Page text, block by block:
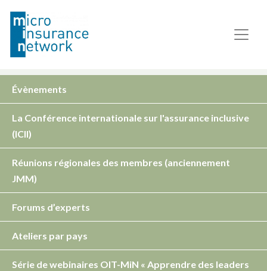
Évènements
La Conférence internationale sur l'assurance inclusive
(ICII)
Réunions régionales des membres (anciennement
JMM)
Forums d’experts
Ateliers par pays
Série de webinaires OIT-MiN « Apprendre des leaders